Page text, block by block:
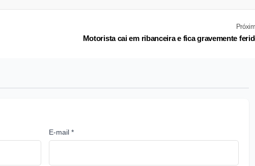
Motorista cai em ribanceira e fica gravemente
E-mail *